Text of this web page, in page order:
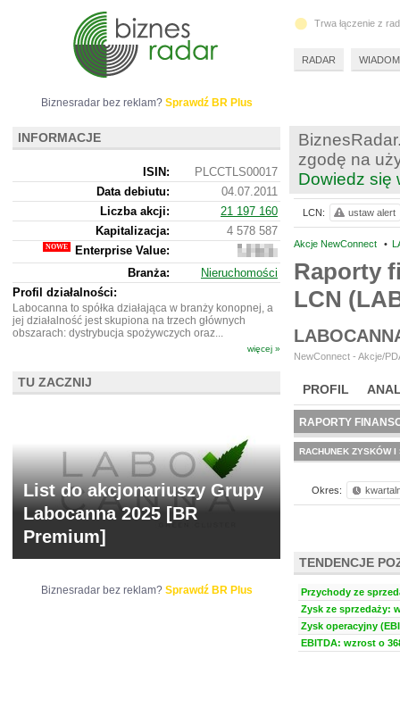
zgodę na
Dowiedz się
Akcje NewConnect •
Raporty
LCN
NewConnect - Akcje/
PROFIL
BR LAB
RAPORTY
RACHUNEK ZYSKÓW I
Okres:
TENDENCJE
Przychody ze
Zysk ze sprzedaży:
Zysk operacyjny
EBITDA: wzrost o
LCN: ustaw alert
Biznesradar bez reklam? Sprawdź BR Plus
INFORMACJE
ISIN:
PLCCTLS00017
Data debiutu:
04.07.2011
Liczba akcji:
21 197 160
Kapitalizacja:
4 578 587
Enterprise Value:
4
260
587
Branża:
Nieruchomości
Profil działalności:
Labocanna to spółka działająca w branży konopnej, a
jej działalność jest skupiona na trzech głównych
obszarach: dystrybucja spożywczych oraz...
więcej »
TU ZACZNIJ
List do akcjonariuszy Grupy
Labocanna 2025 [BR
Premium]
Biznesradar bez reklam? Sprawdź BR Plus
Trwa łączenie z
RADAR